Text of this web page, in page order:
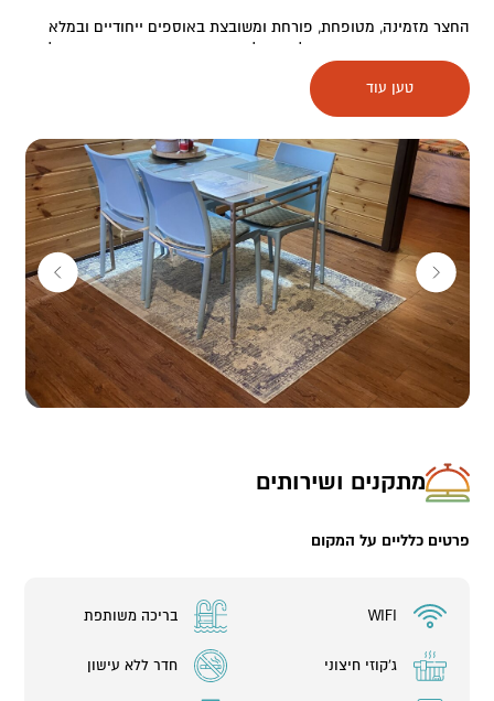
החצר מזמינה, מטופחת, פורחת ומשובצת באוספים ייחודיים ובמלא
פינות חמד שיזמינו אתכם לשבת וליהנות מאווירת האינטימיות והשלווה
המדברית המקיפה את המתחם כולו.
במקום מרפסת דק גדולה, ג’קוזי מרווח ומזמין, וכן פינת ברביקיו נוחה
יהיה בלתי נשכח.
במתחם:2 יחידות משפחתיות (עד 7 אורחים)
טען עוד
מתקנים ושירותים
פרטים כלליים על המקום
WIFI בריכה משותפת
ג'קוזי חיצוני חדר ללא עישון